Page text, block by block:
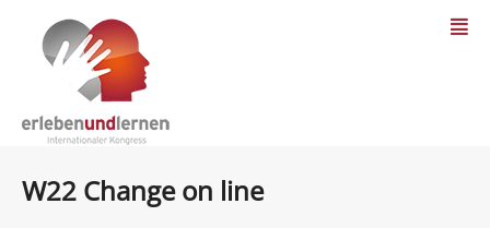
W22 Change on line